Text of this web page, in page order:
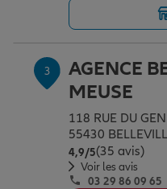
Assurance scolaire
Protection juridique
Retraite
3
AGENCE
MEUSE
118 RUE DU
55430
4,9/5Note de 4.9 sur 5
(35 avis)
Voir les avis
03 29 86 09 65